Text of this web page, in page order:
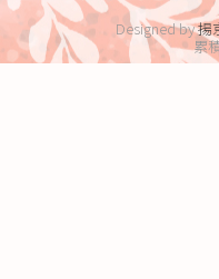
Designed by揚
累